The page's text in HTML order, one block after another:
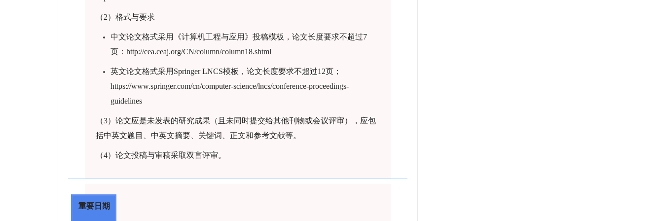
（2）格式与要求
中文论文格式采用《计算机工程与应用》投稿模板，论文长度要求不超过7
页：http://cea.ceaj.org/CN/column/column18.shtml
英文论文格式采用Springer LNCS模板，论文长度要求不超过12页；
https://www.springer.com/cn/computer-science/lncs/conference-proceedings-
guidelines
（3）论文应是未发表的研究成果（且未同时提交给其他刊物或会议评审），应包
括中英文题目、中英文摘要、关键词、正文和参考文献等。
（4）论文投稿与审稿采取双盲评审。
重要日期